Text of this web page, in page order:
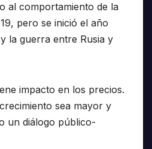
al comportamiento de la
pero se inició el año
la guerra entre Rusia y
impacto en los precios.
sea mayor y
un diálogo público-